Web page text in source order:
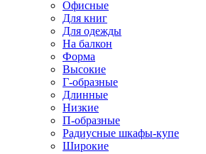
Офисные
Для книг
Для одежды
На балкон
Форма
Высокие
Г-образные
Длинные
Низкие
П-образные
Радиусные шкафы-купе
Широкие